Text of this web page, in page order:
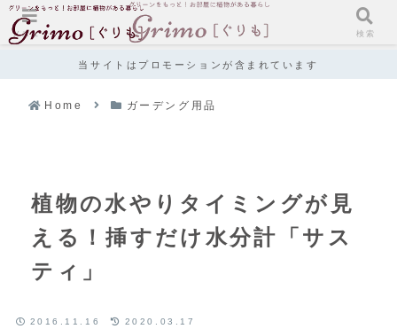
当サイトはプロモーションが含まれています
Home ガーデング用品
植物の水やりタイミングが見
える！挿すだけ水分計「サス
ティ」
2016.11.16 2020.03.17
メニュー 検索